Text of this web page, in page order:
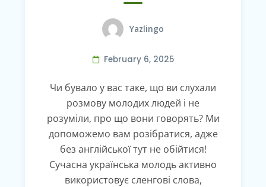
Yazlingo
February 6, 2025
Чи бувало у вас таке, що ви слухали
розмову молодих людей і не
розуміли, про що вони говорять? Ми
допоможемо вам розібратися, адже
без англійської тут не обійтися!
Сучасна українська молодь активно
використовує сленгові слова,